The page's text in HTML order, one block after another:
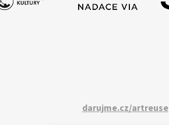
darujme.cz/artreuse